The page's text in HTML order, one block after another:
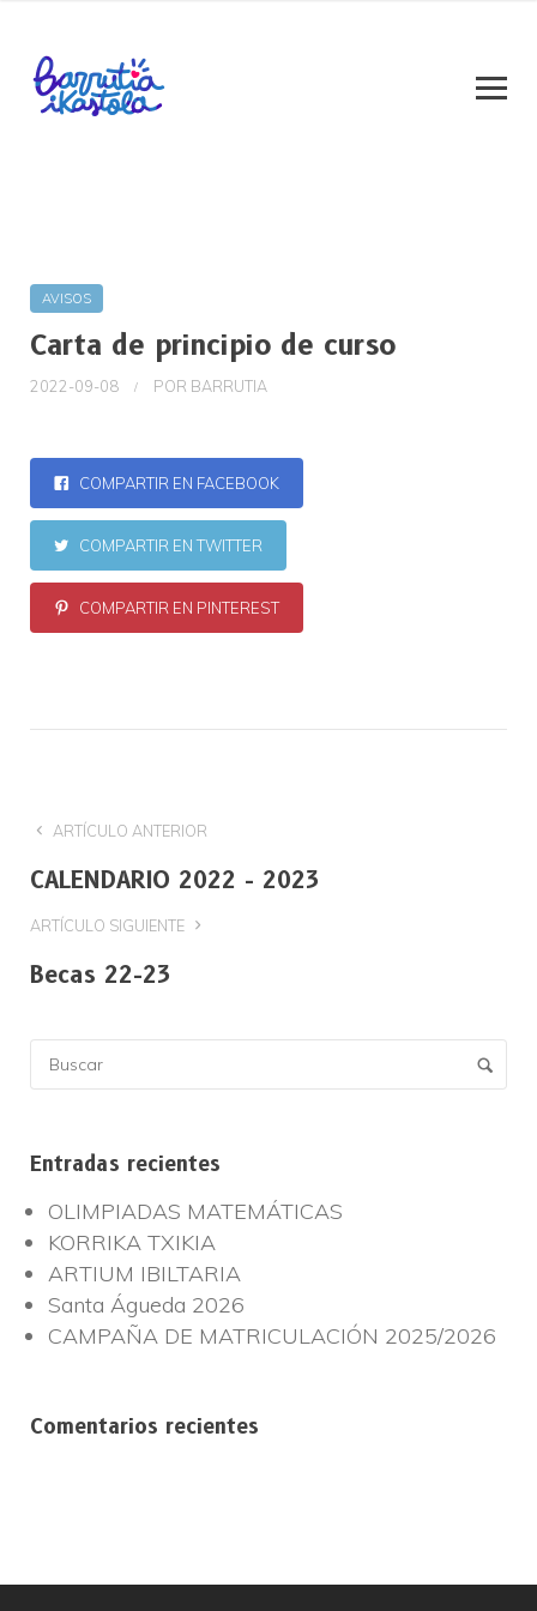
AVISOS
Carta de principio de curso
2022-09-08 POR BARRUTIA
COMPARTIR EN FACEBOOK
COMPARTIR EN TWITTER
COMPARTIR EN PINTEREST
ARTÍCULO ANTERIOR
CALENDARIO 2022 - 2023
ARTÍCULO SIGUIENTE
Becas 22-23
Entradas recientes
OLIMPIADAS MATEMÁTICAS
KORRIKA TXIKIA
ARTIUM IBILTARIA
Santa Águeda 2026
CAMPAÑA DE MATRICULACIÓN 2025/2026
Comentarios recientes